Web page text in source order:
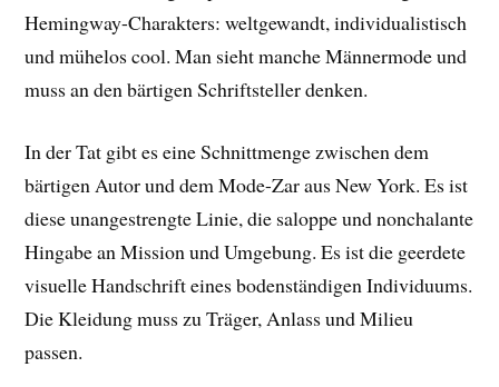
Hemingway-Charakters: weltgewandt, individualistisch
und mühelos cool. Man sieht manche Männermode und
muss an den bärtigen Schriftsteller denken.
In der Tat gibt es eine Schnittmenge zwischen dem
bärtigen Autor und dem Mode-Zar aus New York. Es ist
diese unangestrengte Linie, die saloppe und nonchalante
Hingabe an Mission und Umgebung. Es ist die geerdete
visuelle Handschrift eines bodenständigen Individuums.
Die Kleidung muss zu Träger, Anlass und Milieu
passen.